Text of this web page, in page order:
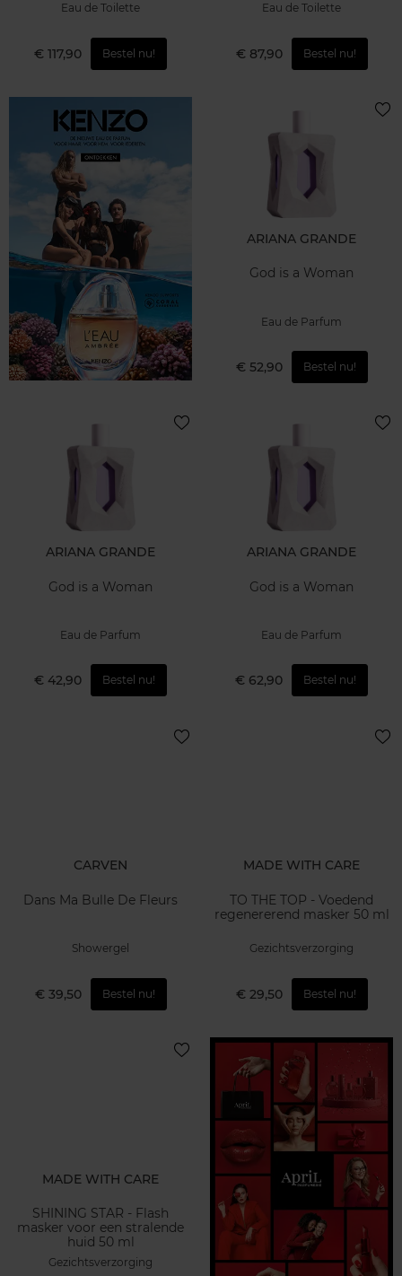
Eau de Toilette
€ 117,90 Bestel nu!
Eau de Toilette
€ 87,90 Bestel nu!
ARIANA GRANDE
God is a Woman
Eau de Parfum
€ 52,90 Bestel nu!
ARIANA GRANDE
God is a Woman
Eau de Parfum
€ 42,90 Bestel nu!
ARIANA GRANDE
God is a Woman
Eau de Parfum
€ 62,90 Bestel nu!
CARVEN
Dans Ma Bulle De Fleurs
Showergel
€ 39,50 Bestel nu!
MADE WITH CARE
TO THE TOP - Voedend
regenererend masker 50 ml
Gezichtsverzorging
€ 29,50 Bestel nu!
MADE WITH CARE
SHINING STAR - Flash
masker voor een stralende
huid 50 ml
Gezichtsverzorging